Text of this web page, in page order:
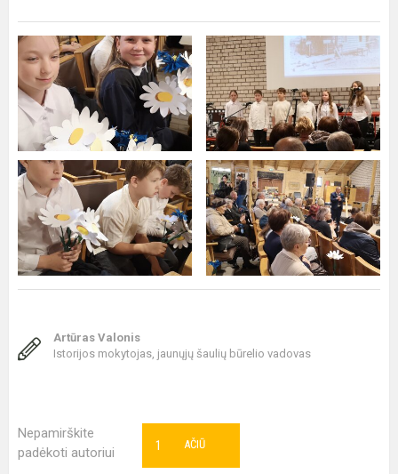
Artūras Valonis
Istorijos mokytojas, jaunųjų šaulių būrelio vadovas
Nepamirškite
padėkoti autoriui
AČIŪ
1